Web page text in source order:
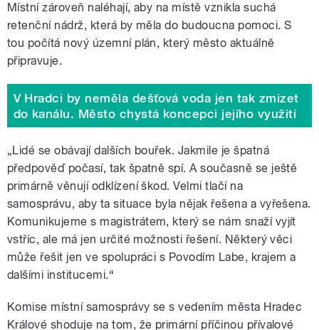
Místní zároveň naléhají, aby na místě vznikla suchá
retenční nádrž, která by měla do budoucna pomoci. S
tou počítá nový územní plán, který město aktuálně
připravuje.
V Hradci by neměla dešťová voda jen tak zmizet
do kanálu. Město chystá koncepci jejího využití
„Lidé se obávají dalších bouřek. Jakmile je špatná
předpověď počasí, tak špatně spí. A současně se ještě
primárně věnují odklízení škod. Velmi tlačí na
samosprávu, aby ta situace byla nějak řešena a vyřešena.
Komunikujeme s magistrátem, který se nám snaží vyjít
vstříc, ale má jen určité možnosti řešení. Některý věci
může řešit jen ve spolupráci s Povodím Labe, krajem a
dalšími institucemi.“
Komise místní samosprávy se s vedením města Hradec
Králové shoduje na tom, že primární příčinou přívalové